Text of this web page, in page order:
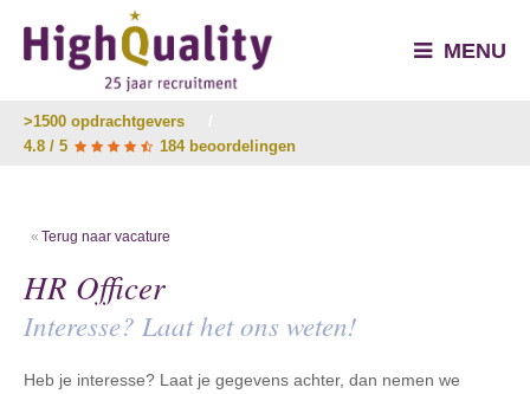
MENU
>1500 opdrachtgevers
4.8 / 5
184 beoordelingen
Terug naar vacature
HR Officer
Interesse? Laat het ons weten!
Heb je interesse? Laat je gegevens achter, dan nemen we